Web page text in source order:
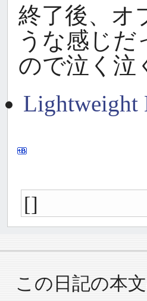
終了後、オ
うな感じ
ので泣く泣
Lightweight
[]
この日記の本文